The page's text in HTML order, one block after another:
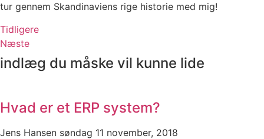
tur gennem Skandinaviens rige historie med mig!
Tidligere
Næste
indlæg du måske vil kunne lide
Hvad er et ERP system?
Jens Hansen søndag 11 november, 2018